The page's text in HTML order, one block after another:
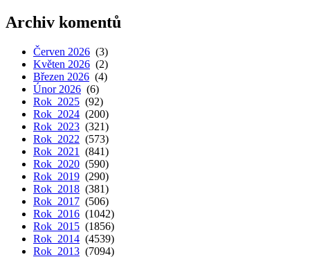
Archiv komentů
Červen 2026 (3)
Květen 2026 (2)
Březen 2026 (4)
Únor 2026 (6)
Rok 2025 (92)
Rok 2024 (200)
Rok 2023 (321)
Rok 2022 (573)
Rok 2021
(841)
Rok 2020 (590)
Rok 2019 (290)
Rok 2018 (381)
Rok 2017 (506)
Rok 2016 (1042)
Rok 2015 (1856)
Rok 2014 (4539)
Rok 2013 (7094)